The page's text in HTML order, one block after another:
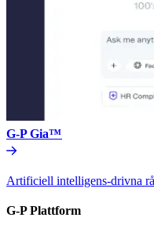
G-P Gia™​​
Artificiell intelligens-drivna
G-P Plattform​​